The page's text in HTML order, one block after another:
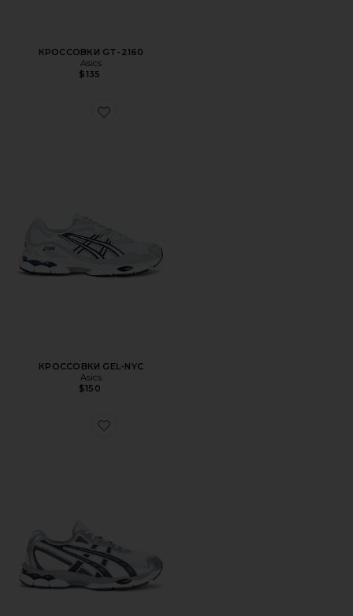
КРОССОВКИ GT-2160
Asics
$135
Favorite КРОССОВКИ GEL-NYC
КРОССОВКИ GEL-NYC
Asics
$150
Favorite КРОССОВКИ GEL-NYC 2055